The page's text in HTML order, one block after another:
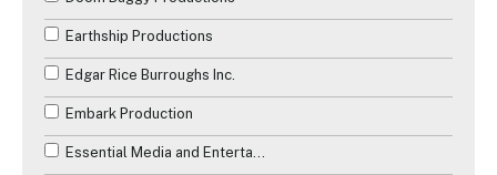
Earthship Productions
Edgar Rice Burroughs Inc.
Embark Production
Essential Media and Entertainment
✕